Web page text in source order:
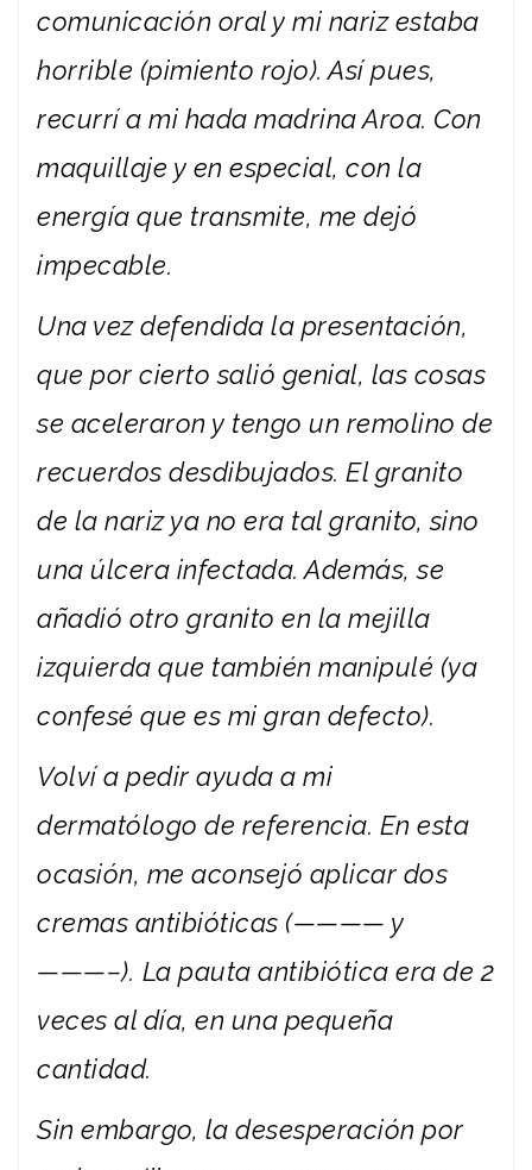
comunicación oral y mi nariz estaba
horrible (pimiento rojo). Así pues,
recurrí a mi hada madrina Aroa. Con
maquillaje y en especial, con la
energía que transmite, me dejó
impecable.
Una vez defendida la presentación,
que por cierto salió genial, las cosas
se aceleraron y tengo un remolino de
recuerdos desdibujados. El granito
de la nariz ya no era tal granito, sino
una úlcera infectada. Además, se
añadió otro granito en la mejilla
izquierda que también manipulé (ya
confesé que es mi gran defecto).
Volví a pedir ayuda a mi
dermatólogo de referencia. En esta
ocasión, me aconsejó aplicar dos
cremas antibióticas (———— y
———–). La pauta antibiótica era de 2
veces al día, en una pequeña
cantidad.
Sin embargo, la desesperación por